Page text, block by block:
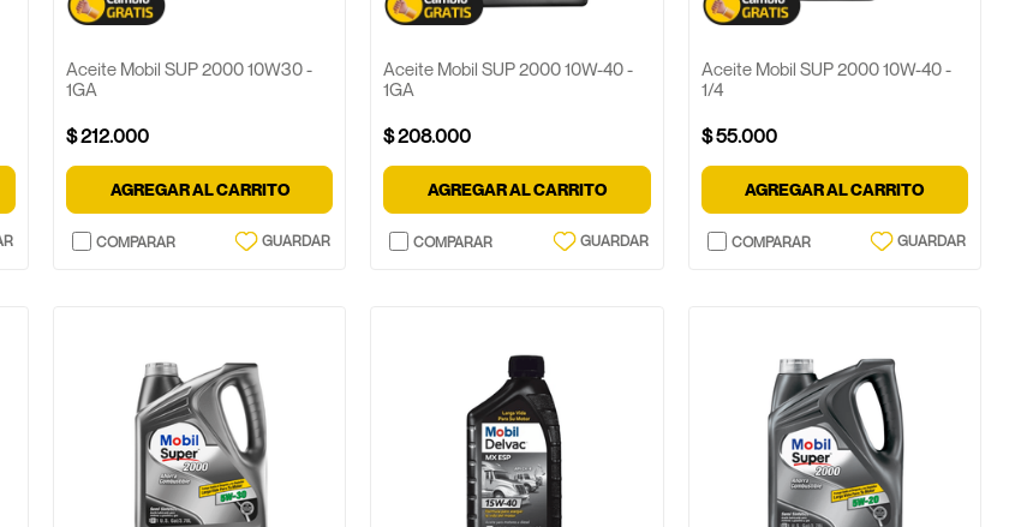
Aceite Mobil SUP 2000 10W30 -
1GA
$212.000
AGREGAR AL CARRITO
Aceite Mobil SUP 2000 10W-40 -
1GA
$208.000
AGREGAR AL CARRITO
Aceite Mobil SUP 2000 10W-40 -
1/4
$55.000
AGREGAR AL CARRITO